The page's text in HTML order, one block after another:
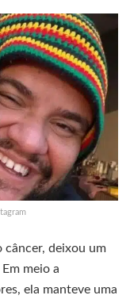
câncer, deixou um
meio a
ela manteve uma